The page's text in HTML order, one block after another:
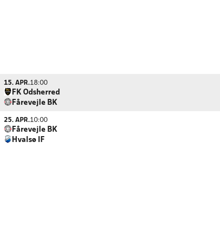
15. APR.18:00
FK Odsherred
Fårevejle BK
25. APR.10:00
Fårevejle BK
Hvalsø IF